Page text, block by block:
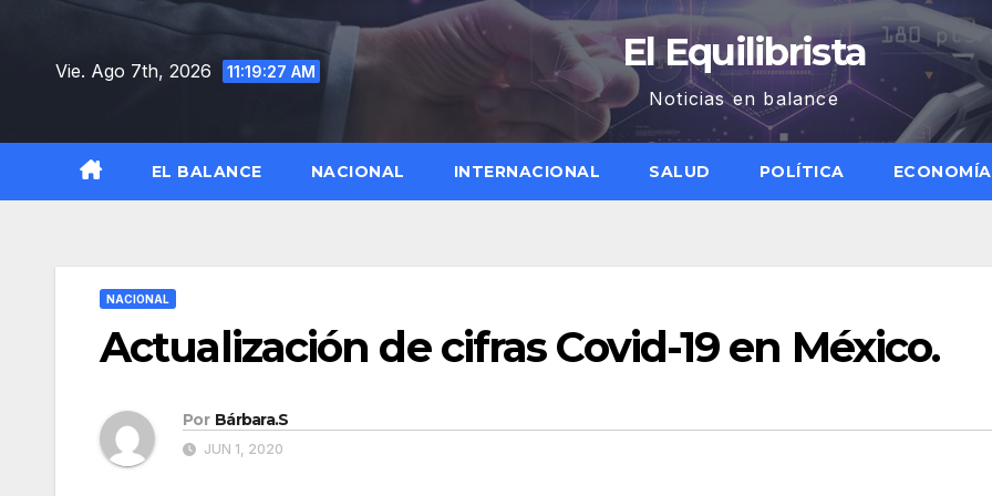
contenidoVie. Ago 7th, 2026 11:19:28 AM El Equilibrista
Noticias en balance
EL BALANCE NACIONAL INTERNACIONAL SALUD POLÍTICA ECONOMÍA
NACIONAL
Actualización de cifras Covid-19 en México.
Por Bárbara.S
JUN 1, 2020